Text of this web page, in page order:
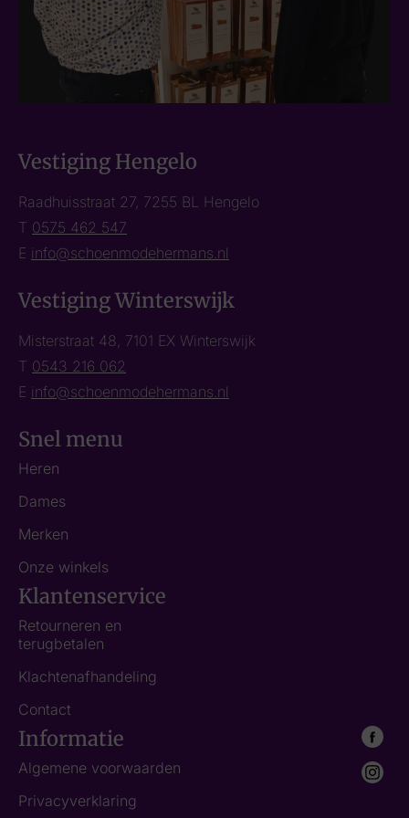
Vestiging Hengelo
Raadhuisstraat 27, 7255 BL Hengelo
T 0575 462 547
E info@schoenmodehermans.nl
Vestiging Winterswijk
Misterstraat 48, 7101 EX Winterswijk
T 0543 216 062
E info@schoenmodehermans.nl
Snel menu
Heren
Dames
Merken
Onze winkels
Klantenservice
Retourneren en
terugbetalen
Klachtenafhandeling
Contact
Informatie
Algemene voorwaarden
Privacyverklaring